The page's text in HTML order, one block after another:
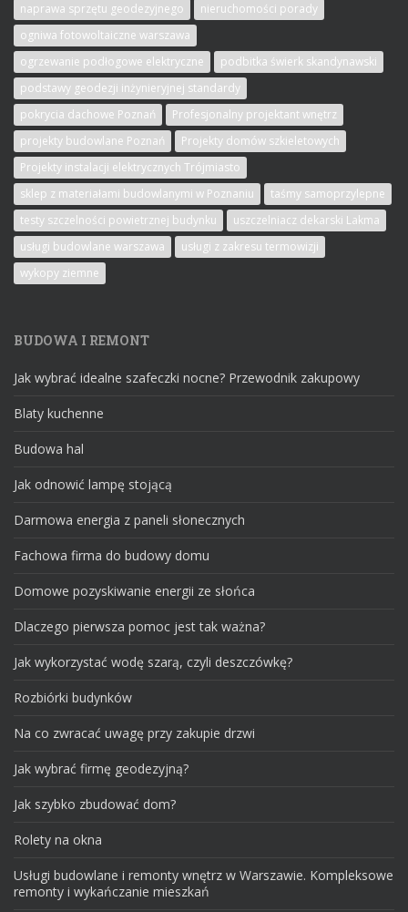
naprawa sprzętu geodezyjnego
nieruchomości porady
ogniwa fotowoltaiczne warszawa
ogrzewanie podłogowe elektryczne
podbitka świerk skandynawski
podstawy geodezji inżynieryjnej standardy
pokrycia dachowe Poznań
Profesjonalny projektant wnętrz
projekty budowlane Poznań
Projekty domów szkieletowych
Projekty instalacji elektrycznych Trójmiasto
sklep z materiałami budowlanymi w Poznaniu
taśmy samoprzylepne
testy szczelności powietrznej budynku
uszczelniacz dekarski Lakma
usługi budowlane warszawa
usługi z zakresu termowizji
wykopy ziemne
BUDOWA I REMONT
Jak wybrać idealne szafeczki nocne? Przewodnik zakupowy
Blaty kuchenne
Budowa hal
Jak odnowić lampę stojącą
Darmowa energia z paneli słonecznych
Fachowa firma do budowy domu
Domowe pozyskiwanie energii ze słońca
Dlaczego pierwsza pomoc jest tak ważna?
Jak wykorzystać wodę szarą, czyli deszczówkę?
Rozbiórki budynków
Na co zwracać uwagę przy zakupie drzwi
Jak wybrać firmę geodezyjną?
Jak szybko zbudować dom?
Rolety na okna
Usługi budowlane i remonty wnętrz w Warszawie. Kompleksowe
remonty i wykańczanie mieszkań